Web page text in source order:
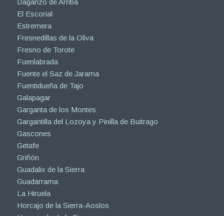
Daganzo de Arriba
El Escorial
Estremera
Fresnedillas de la Oliva
Fresno de Torote
Fuenlabrada
Fuente el Saz de Jarama
Fuentidueña de Tajo
Galapagar
Garganta de los Montes
Gargantilla del Lozoya y Pinilla de Buitrago
Gascones
Getafe
Griñón
Guadalix de la Sierra
Guadarrama
La Hiruela
Horcajo de la Sierra-Aoslos